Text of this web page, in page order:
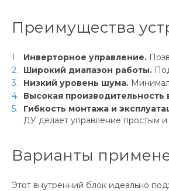
Преимущества
Инверторное управление.
Широкий диапазон работы.
Низкий уровень шума.
Высокая производительность
Гибкость монтажа и
ДУ делает управление простым
Варианты
Этот внутренний блок идеально